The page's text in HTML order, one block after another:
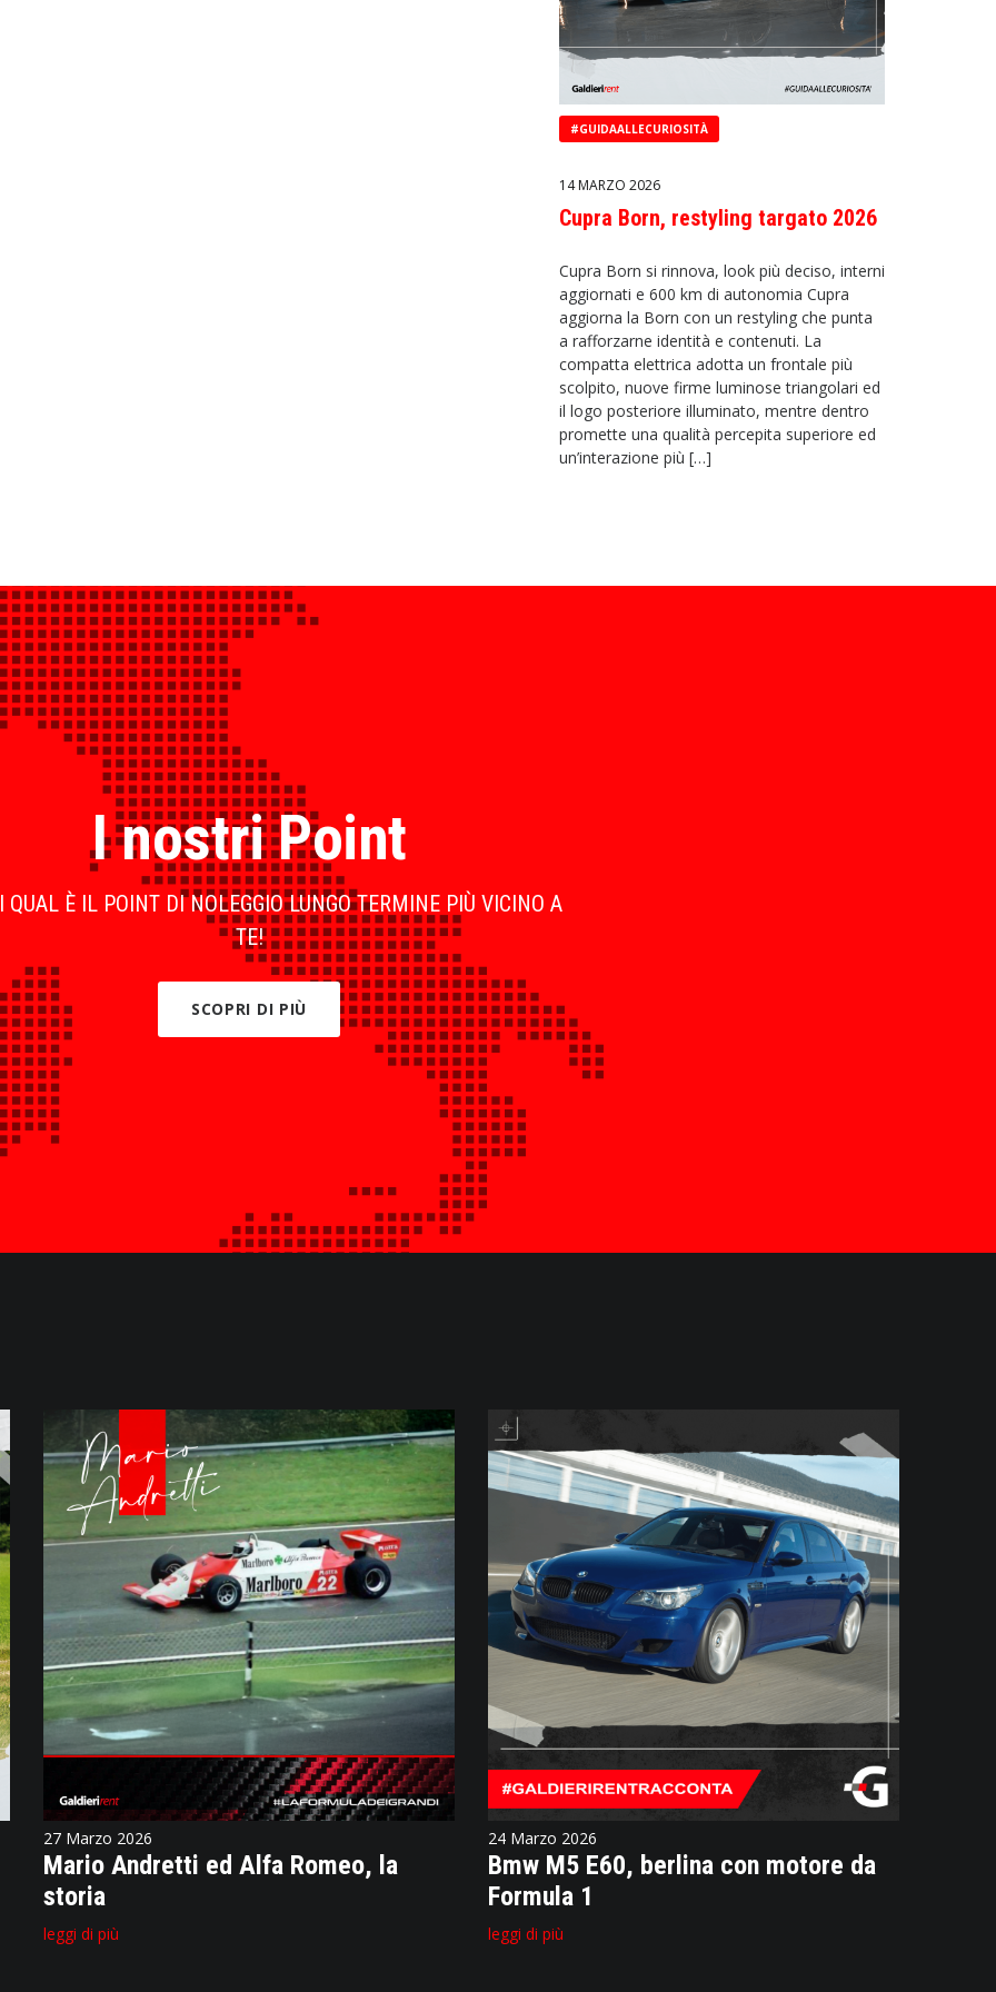
#GUIDAALLECURIOSITÀ
14 MARZO 2026
Cupra Born, restyling targato 2026
Cupra Born si rinnova, look più deciso, interni
aggiornati e 600 km di autonomia Cupra
aggiorna la Born con un restyling che punta
a rafforzarne identità e contenuti. La
compatta elettrica adotta un frontale più
scolpito, nuove firme luminose triangolari ed
il logo posteriore illuminato, mentre dentro
promette una qualità percepita superiore ed
un’interazione più […]
I nostri Point
QUAL È IL POINT DI NOLEGGIO LUNGO TERMINE PIÙ VICINO A
TE!
SCOPRI DI PIÙ
27 Marzo 2026
Mario Andretti ed Alfa Romeo, la
storia
leggi di più
24 Marzo 2026
Bmw M5 E60, berlina con motore da
Formula 1
leggi di più